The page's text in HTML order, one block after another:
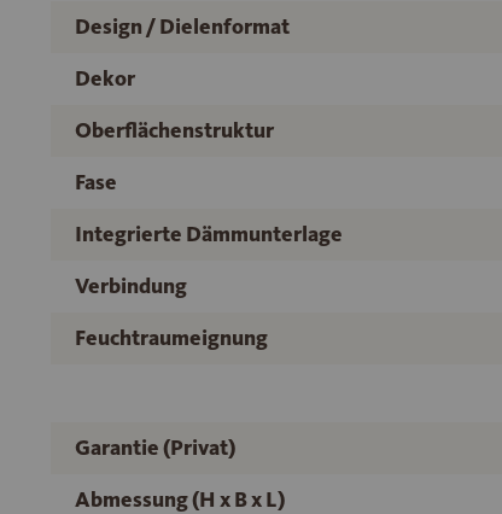
Design / Dielenformat
Dekor
Oberflächenstruktur
Fase
Integrierte Dämmunterlage
Verbindung
Feuchtraumeignung
Garantie (Privat)
Abmessung (H x B x L)